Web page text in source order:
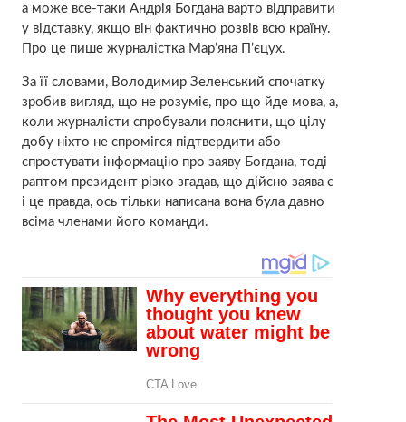
а може все-таки Андрія Богдана варто відправити
у відставку, якщо він фактично розвів всю країну.
Про це пише журналістка Мар’яна П’єцух.
За її словами, Володимир Зеленський спочатку
зробив вигляд, що не розуміє, про що йде мова, а,
коли журналісти спробували пояснити, що цілу
добу ніхто не спромігся підтвердити або
спростувати інформацію про заяву Богдана, тоді
раптом президент різко згадав, що дійсно заява є
і це правда, ось тільки написана вона була давно
всіма членами його команди.